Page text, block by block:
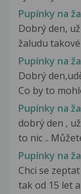
Pupínky na
Dobrý den,
žaludu
Pupínky na
Dobrý
Co by to
Pupínky na
dobrý den ,
to nic ..
Pupínky na
Chci se
tak od 15 let